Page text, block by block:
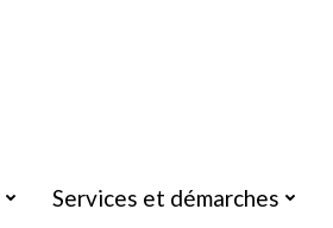
Services et démarches